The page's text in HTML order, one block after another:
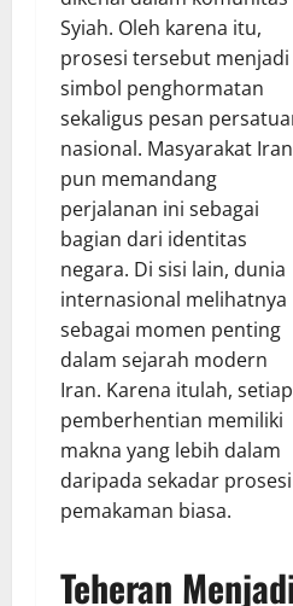
Syiah. Oleh karena itu,
prosesi tersebut menjadi
simbol penghormatan
sekaligus pesan
nasional. Masyarakat Iran
pun memandang
perjalanan ini sebagai
bagian dari identitas
negara. Di sisi lain, dunia
internasional melihatnya
sebagai momen penting
dalam sejarah modern
Iran. Karena itulah, setiap
pemberhentian memiliki
makna yang lebih dalam
daripada sekadar prosesi
pemakaman biasa.
Teheran